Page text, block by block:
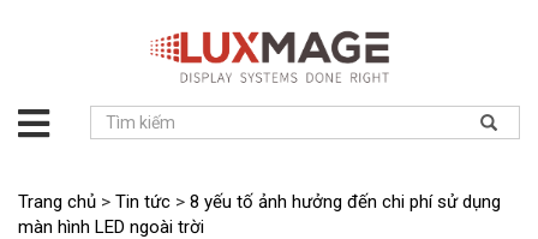
Giới
Giải
pháp
Trang chủ > Tin tức > 8 yếu tố ảnh hưởng đến chi phí sử dụng
màn hình LED ngoài trời